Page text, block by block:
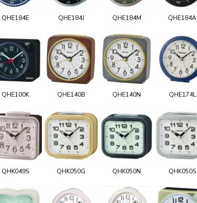
QHE184E QHE184J QHE184M QHE184A
QHE100K QHE140B QHE140N QHE174L
QHK049S QHK050G QHK050N QHK050S